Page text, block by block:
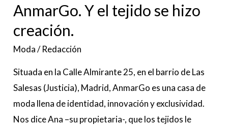
AnmarGo. Y el tejido se hizo
creación.
Moda/Redacción
Situada en la Calle Almirante 25, en el barrio de Las
Salesas (Justicia), Madrid, AnmarGo es una casa de
moda llena de identidad, innovación y exclusividad.
Nos dice Ana –su propietaria-, que los tejidos le
tejido
se
hizo